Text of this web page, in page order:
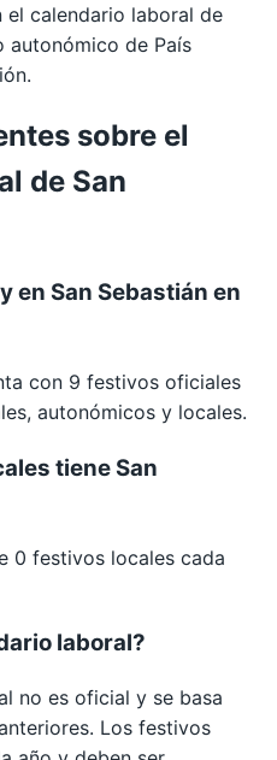
el calendario laboral de
autonómico de País
sobre el
de San
en San Sebastián en
con 9 festivos oficiales
autonómicos y locales.
tiene San
0 festivos locales cada
laboral?
no es oficial y se basa
Los festivos